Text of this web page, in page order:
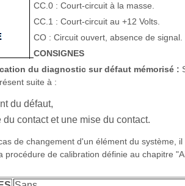
CC.0 : Court-circuit à la masse.
CC.1 : Court-circuit au +12 Volts.
CO : Circuit ouvert, absence de signal.
CONSIGNES
du diagnostic sur défaut mémorisé :
suite à :
du défaut,
du contact et une mise du contact.
de changement d'un élément du système, il
procédure de calibration définie au chapitre